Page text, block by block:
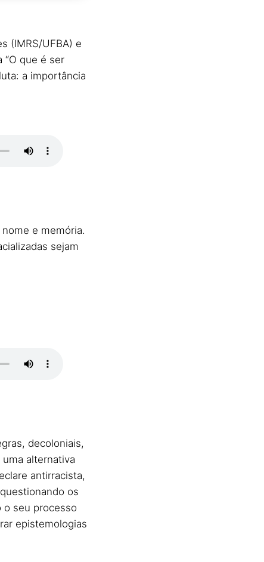
(IMRS/UFBA) e
“O que é ser
a importância
e memória.
sejam
decoloniais,
alternativa
antirracista,
os
o seu processo
epistemologias